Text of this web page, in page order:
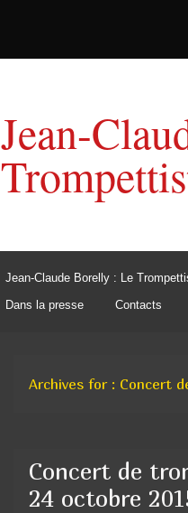
Jean-
Jean-Claude Borelly : Le
Dans la presse
Contacts
Archives for : Concert
Concert de
24 octobre